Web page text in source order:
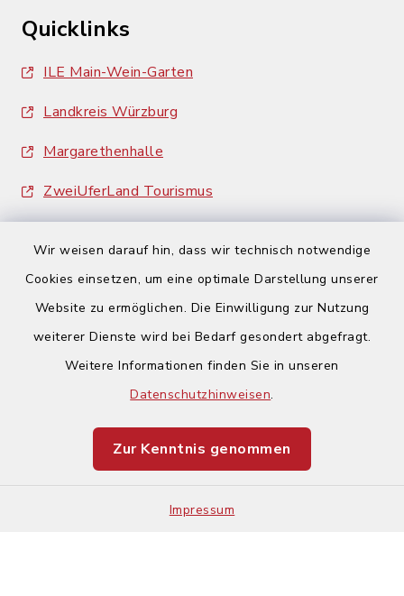
Wir weisen darauf hin, dass wir technisch notwendige
Cookies einsetzen, um eine optimale Darstellung unserer
Website zu ermöglichen. Die Einwilligung zur Nutzung
weiterer Dienste wird bei Bedarf gesondert abgefragt.
Weitere Informationen finden Sie in unseren
Datenschutzhinweisen.
Zur Kenntnis genommen
Impressum
Quicklinks
ILE Main-Wein-Garten
Landkreis Würzburg
Margarethenhalle
ZweiUferLand Tourismus
Barrierefreiheit
Impressum
Sitemap